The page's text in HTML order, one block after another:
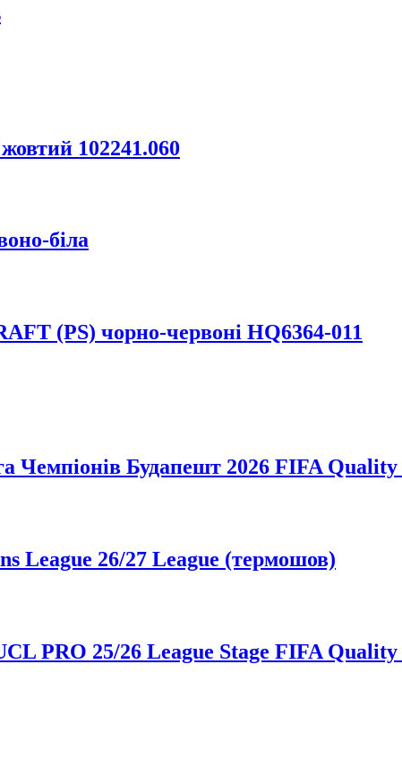
102241.060
біла
(PS) чорно-червоні HQ6364-011
Чемпіонів Будапешт 2026 FIFA
League 26/27 League (термошов)
PRO 25/26 League Stage FIFA